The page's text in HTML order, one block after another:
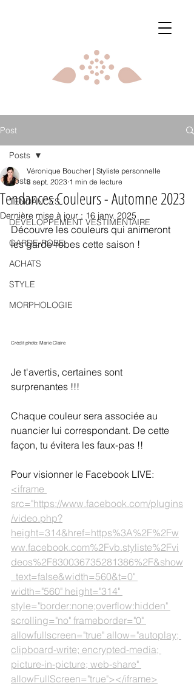
Post
Posts
TENDANCES
DÉVELOPPEMENT VESTIMENTAIRE
GARDE-ROBE
ACHATS
STYLE
MORPHOLOGIE
Posts
Tendances Couleurs - Automne 2023
Véronique Boucher | Styliste personnelle
8 sept. 2023 1 min de lecture
Dernière mise à jour : 16 janv. 2025
Découvre les couleurs qui animeront
les garde-robes cette saison !
Crédit photo: Marie Claire
Je t'avertis, certaines sont
surprenantes !!!
Chaque couleur sera associée au
nuancier lui correspondant. De cette
façon, tu évitera les faux-pas !!
Pour visionner le Facebook LIVE:
<iframe
src="https://www.facebook.com/plugins
/video.php?
height=314&href=https%3A%2F%2Fw
ww.facebook.com%2Fvb.styliste%2Fvi
deos%2F830036735281386%2F&show
_text=false&width=560&t=0"
width="560" height="314"
style="border:none;overflow:hidden"
scrolling="no" frameborder="0"
allowfullscreen="true" allow="autoplay;
clipboard-write; encrypted-media;
picture-in-picture; web-share"
allowFullScreen="true"></iframe>